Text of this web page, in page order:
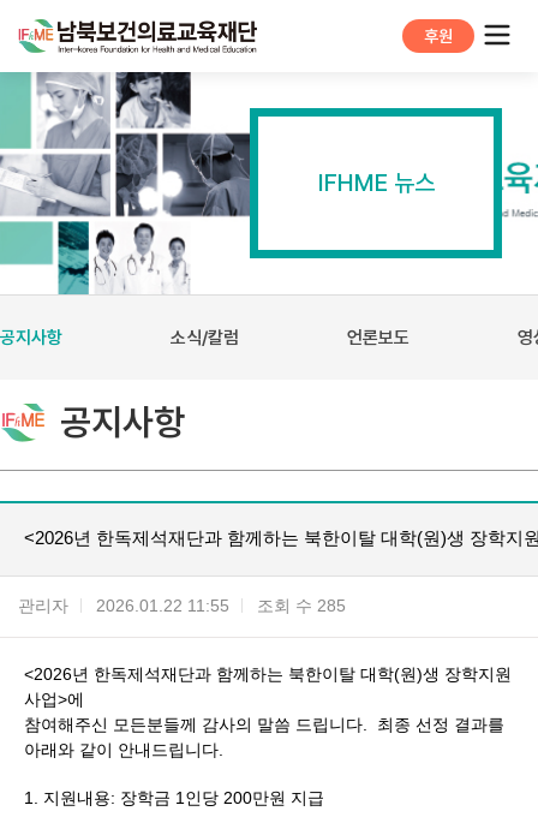
후원
IFHME 뉴스
공지사항 소식/칼럼 언론보도 영
공지사항
<2026년 한독제석재단과 함께하는 북한이탈 대학(원)생 장학지
관리자 2026.01.22 11:55 조회 수 285
<2026년 한독제석재단과 함께하는 북한이탈 대학(원)생 장학지원
사업>에
참여해주신 모든분들께 감사의 말씀 드립니다. 최종 선정 결과를
아래와 같이 안내드립니다.
1. 지원내용: 장학금 1인당 200만원 지급